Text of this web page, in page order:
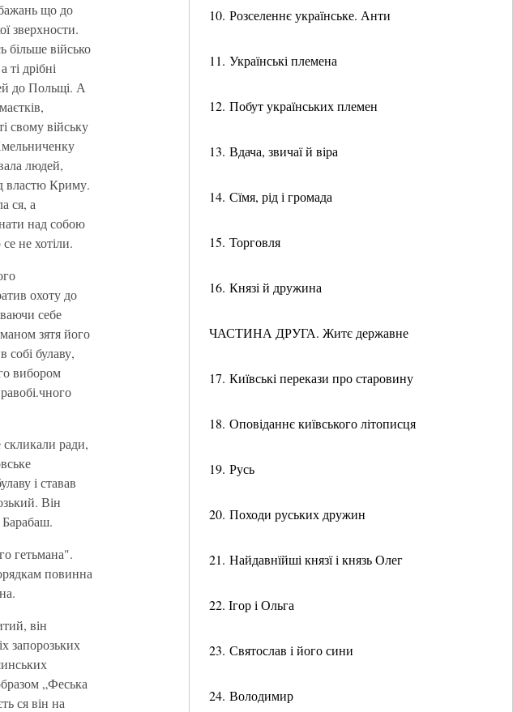
10. Розселеннє українське. Анти
11. Українські племена
12. Побут українських племен
13. Вдача, звичаї й віра
14. Сїмя, рід і громада
15. Торговля
16. Князі й дружина
ЧАСТИНА ДРУГА. Житє державне
17. Київські перекази про старовину
18. Оповіданнє київського літописця
19. Русь
20. Походи руських дружин
21. Найдавнїйші князї і князь Олег
22. Ігор і Ольга
23. Святослав і його сини
24. Володимир
що до
зверхности.
більше військо
дрібні
до Польщі. А
свому війську
людей,
властю Криму.
ся, а
над собою
не хотіли.
охоту до
себе
зятя його
булаву,
вибором
скликали ради,
і ставав
Він
гетьмана".
повинна
він
запорозьких
„Феська
ся він на